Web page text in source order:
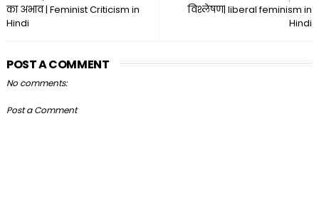
विश्लेषण| liberal feminism in
Hindi
का अभाव | Feminist Criticism in
Hindi
POST A COMMENT
No comments:
Post a Comment